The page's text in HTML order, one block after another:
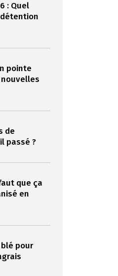
: Quel
pointe
de
passé ?
que ça
en
pour